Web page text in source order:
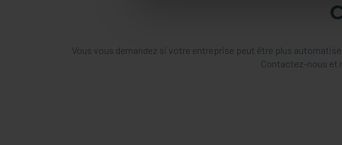
Vous vous demandez si votre entreprise peut être plus
Contactez-nous et